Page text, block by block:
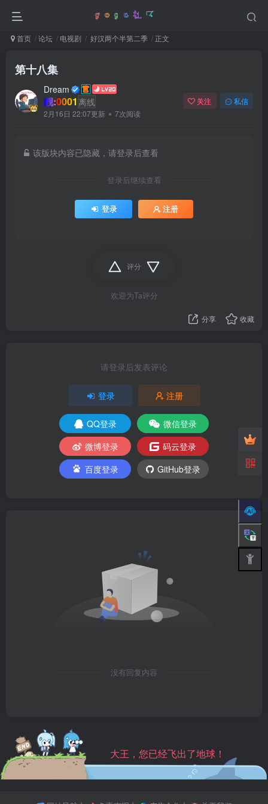
首页 论坛 电视剧 好汉两个半第二季 正文
第十八集
Dream
靓:0001 离线
2月16日 22:07更新 7次阅读
关注 私信
该版块内容已隐藏，请登录后查看
登录后继续查看
登录 注册
评分
欢迎为Ta评分
分享 收藏
请登录后发表评论
登录 注册
QQ登录
微信登录
微博登录
码云登录
百度登录
GitHub登录
没有回复内容
大王，您已经飞出了地球！